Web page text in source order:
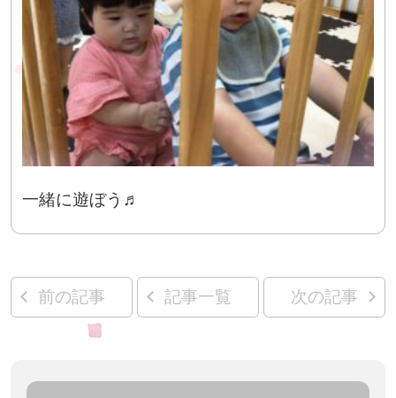
一緒に遊ぼう♬
前の記事 記事一覧 次の記事